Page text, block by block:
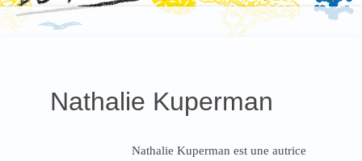
Nathalie Kuperman
Nathalie Kuperman est une autrice